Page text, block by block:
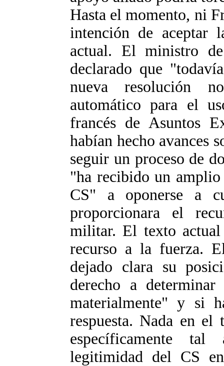
Hasta el momento, ni
intención de aceptar
actual. El ministro
declarado que
nueva resolución
automático para el
francés de Asuntos
habían hecho avances
seguir un proceso de
"ha recibido un
CS" a oponerse a
proporcionara el
militar. El texto
recurso a la fuerza.
dejado clara su
derecho a
materialmente" y si
respuesta. Nada en el
específicamente
legitimidad del CS